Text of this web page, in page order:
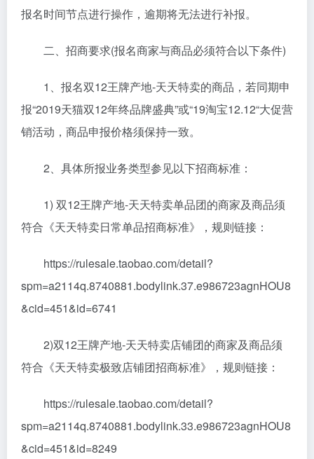
报名时间节点进行操作，逾期将无法进行补报。
二、招商要求(报名商家与商品必须符合以下条件)
1、报名双12王牌产地-天天特卖的商品，若同期申
报“2019天猫双12年终品牌盛典”或“19淘宝12.12“大促营
销活动，商品申报价格须保持一致。
2、具体所报业务类型参见以下招商标准：
1) 双12王牌产地-天天特卖单品团的商家及商品须
符合《天天特卖日常单品招商标准》，规则链接：
https://rulesale.taobao.com/detail?
spm=a2114q.8740881.bodylink.37.e986723agnHOU8
&cid=451&id=6741
2)双12王牌产地-天天特卖店铺团的商家及商品须
符合《天天特卖极致店铺团招商标准》，规则链接：
https://rulesale.taobao.com/detail?
spm=a2114q.8740881.bodylink.33.e986723agnHOU8
&cid=451&id=8249